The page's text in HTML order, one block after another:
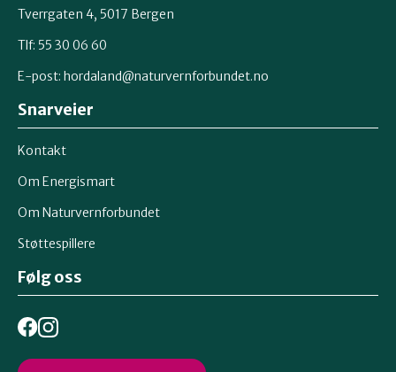
Tverrgaten 4, 5017 Bergen
Tlf: 55 30 06 60
E-post: hordaland@naturvernforbundet.no
Snarveier
Kontakt
Om Energismart
Om Naturvernforbundet
Støttespillere
Følg oss